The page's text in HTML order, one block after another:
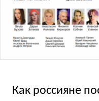
Как россияне